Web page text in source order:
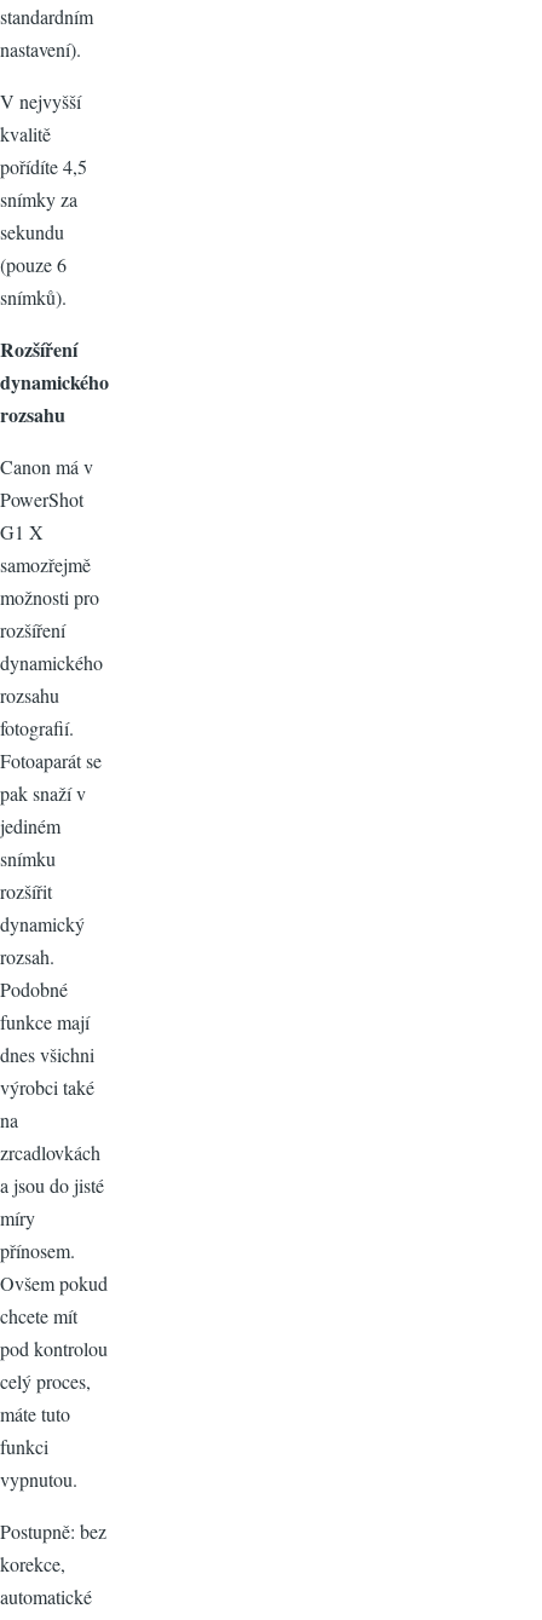
standardním
nastavení).
V nejvyšší
kvalitě
pořídíte 4,5
snímky za
sekundu
(pouze 6
snímků).
Rozšíření
dynamického
rozsahu
Canon má v
PowerShot
G1 X
samozřejmě
možnosti pro
rozšíření
dynamického
rozsahu
fotografií.
Fotoaparát se
pak snaží v
jediném
snímku
rozšířit
dynamický
rozsah.
Podobné
funkce mají
dnes všichni
výrobci také
na
zrcadlovkách
a jsou do jisté
míry
přínosem.
Ovšem pokud
chcete mít
pod kontrolou
celý proces,
máte tuto
funkci
vypnutou.
Postupně: bez
korekce,
automatické